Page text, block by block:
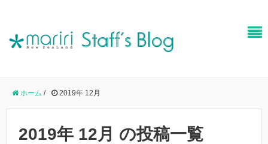
ホーム / 2019年 12月
2019年 12月 の投稿一覧